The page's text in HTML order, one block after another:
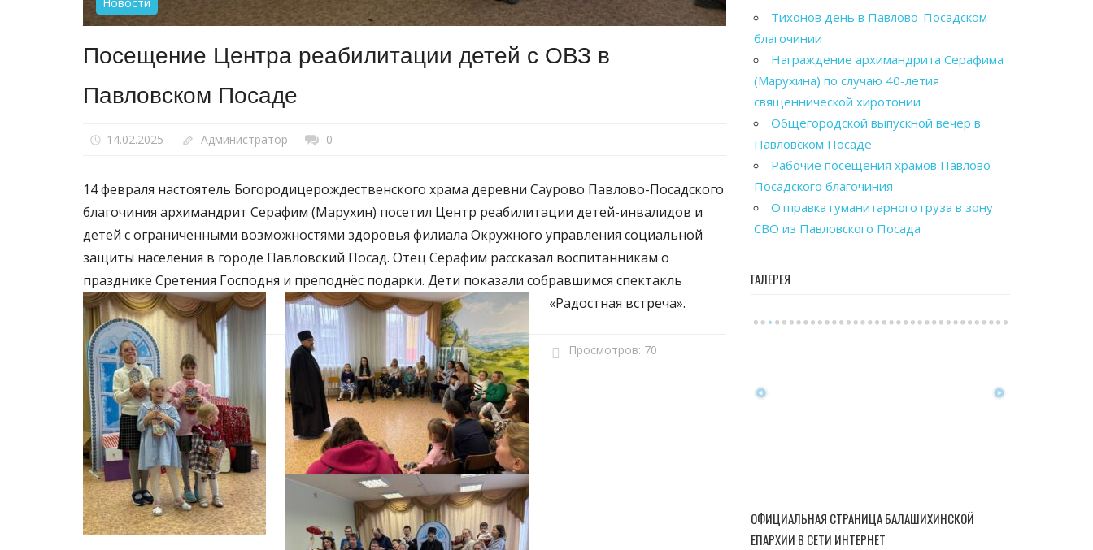
Посещение Центра реабилитации детей с ОВЗ в
Павловском Посаде
14.02.2025 Администратор 0
14 февраля настоятель Богородицерождественского храма деревни Саурово Павлово-Посадского
благочиния архимандрит Серафим (Марухин) посетил Центр реабилитации детей-инвалидов и
детей с ограниченными возможностями здоровья филиала Окружного управления социальной
защиты населения в городе Павловский Посад. Отец Серафим рассказал воспитанникам о
празднике Сретения Господня и преподнёс подарки. Дети показали собравшимся спектакль
«Радостная встреча».
Просмотров: 70
Тихонов день в Павлово-Посадском
благочинии
Награждение архимандрита Серафима
(Марухина) по случаю 40-летия
священнической хиротонии
Общегородской выпускной вечер в
Павловском Посаде
Рабочие посещения храмов Павлово-
Посадского благочиния
Отправка гуманитарного груза в зону
СВО из Павловского Посада
ГАЛЕРЕЯ
ОФИЦИАЛЬНАЯ СТРАНИЦА БАЛАШИХИНСКОЙ
ЕПАРХИИ В СЕТИ ИНТЕРНЕТ